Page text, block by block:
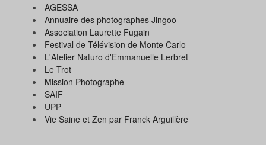
AGESSA
Annuaire des photographes Jingoo
Association Laurette Fugain
Festival de Télévision de Monte Carlo
L'Atelier Naturo d'Emmanuelle Lerbret
Le Trot
Mission Photographe
SAIF
UPP
Vie Saine et Zen par Franck Arguillère